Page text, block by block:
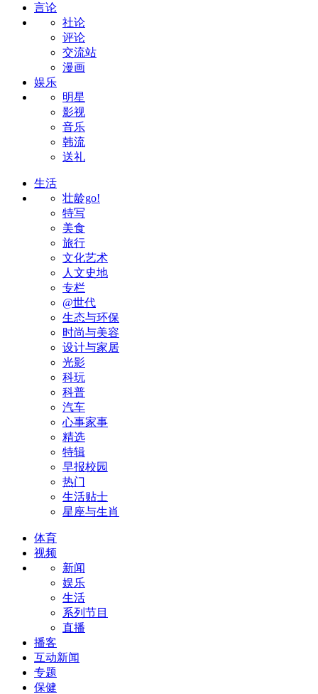
言论
社论
评论
交流站
漫画
娱乐
明星
影视
音乐
韩流
送礼
生活
壮龄go!
特写
美食
旅行
文化艺术
人文史地
专栏
@世代
生态与环保
时尚与美容
设计与家居
光影
科玩
科普
汽车
心事家事
精选
特辑
早报校园
热门
生活贴士
星座与生肖
体育
视频
新闻
娱乐
生活
系列节目
直播
播客
互动新闻
专题
保健